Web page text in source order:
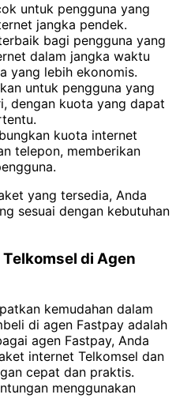
untuk pengguna yang
jangka pendek.
bagi pengguna yang
dalam jangka waktu
yang lebih ekonomis.
untuk pengguna yang
dengan kuota yang dapat
kuota internet
telepon, memberikan
yang tersedia, Anda
sesuai dengan kebutuhan
di Agen
kemudahan dalam
di agen Fastpay adalah
agen Fastpay, Anda
internet Telkomsel dan
cepat dan praktis.
menggunakan